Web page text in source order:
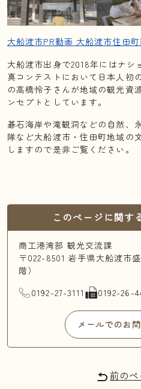
大船渡市PR動画 大船渡市住田
大船渡市出身で2018年にはナシ
真コンテストにおいて日本人初
の高橋怜子さんが地域の観光資
ンセプトとしています。
碁石海岸や滝観洞などの自然、
隊など大船渡市・住田町地域の
しますので是非ご覧ください。
このページに関す
商工港湾部 観光交流課
〒022-8501 岩手県大船渡市
階）
TEL
0192-27-3111 FAX
0192-26-
メールでのお
前の